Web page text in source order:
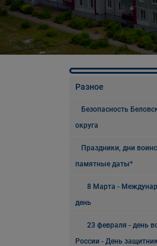
Разное
Безопасность
округа
Праздники, дни
памятные даты*
8 Марта -
день
23 февраля - день
России - День